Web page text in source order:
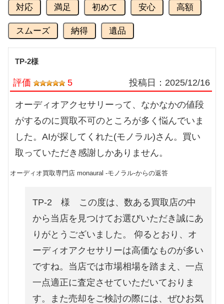
対応 満足 初めて 安心 高額
スムーズ 納得 遺品
TP-2様
評価 5 投稿日： 2025/12/16
オーディオアクセサリーって、なかなかの値段
がするのに買取不可のところが多く悩んでいま
した。AIが探してくれた(モノラル)さん。買い
取っていただき感謝しかありません。
オーディオ買取専門店 monaural -モノラル-からの返答
TP-2 様 この度は、数ある買取店の中
から当店を見つけてお選びいただき誠にあ
りがとうございました。 仰るとおり、オ
ーディオアクセサリーは高価なものが多い
ですね。当店では市場相場を踏まえ、一点
一点適正に査定させていただいておりま
す。また売却をご検討の際には、ぜひお気